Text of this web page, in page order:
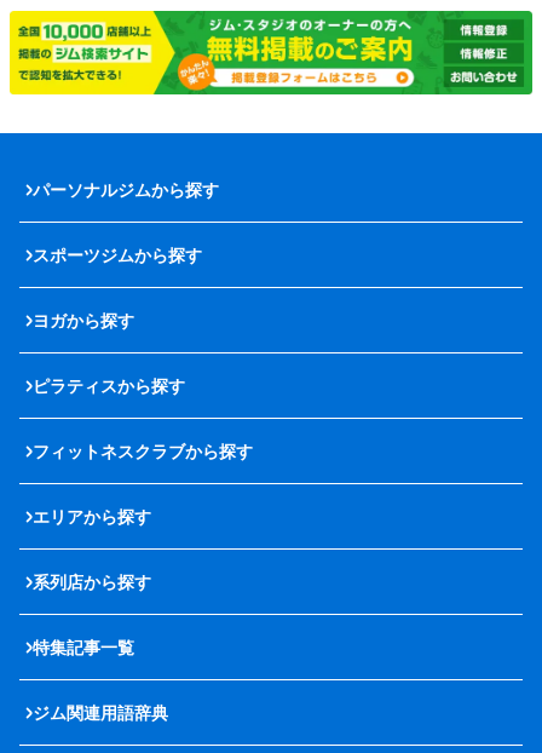
パーソナルジムから探す
スポーツジムから探す
ヨガから探す
ピラティスから探す
フィットネスクラブから探す
エリアから探す
系列店から探す
特集記事一覧
ジム関連用語辞典